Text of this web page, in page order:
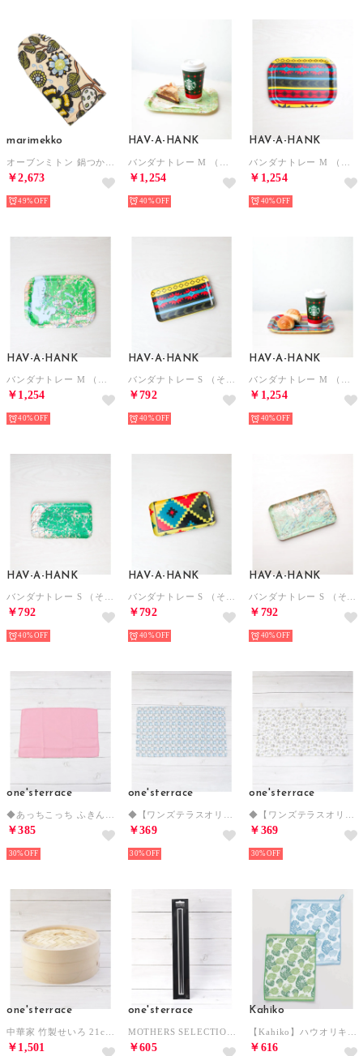
marimekko
￥2,673
49%
HAV-A-HANK
￥1,254
40%
HAV-A-HANK
￥1,254
40%
HAV-A-HANK
￥1,254
40%
HAV-A-HANK
￥792
40%
HAV-A-HANK
￥1,254
40%
HAV-A-HANK
￥792
40%
HAV-A-HANK
￥792
40%
HAV-A-HANK
￥792
40%
one'sterrace
￥385
30%
one'sterrace
￥369
30%
one'sterrace
￥369
30%
one'sterrace
￥1,501
one'sterrace
￥605
Kahiko
￥616